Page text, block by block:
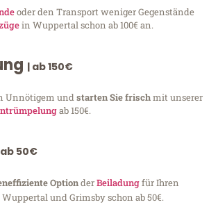
oder den Transport weniger Gegenstände
in Wuppertal schon ab 100€ an.
| ab 150€
Unnötigem undstarten Sie frischmit unserer
ab 150€.
50€
OptionderBeiladungfür Ihren
und Grimsby schon ab 50€.